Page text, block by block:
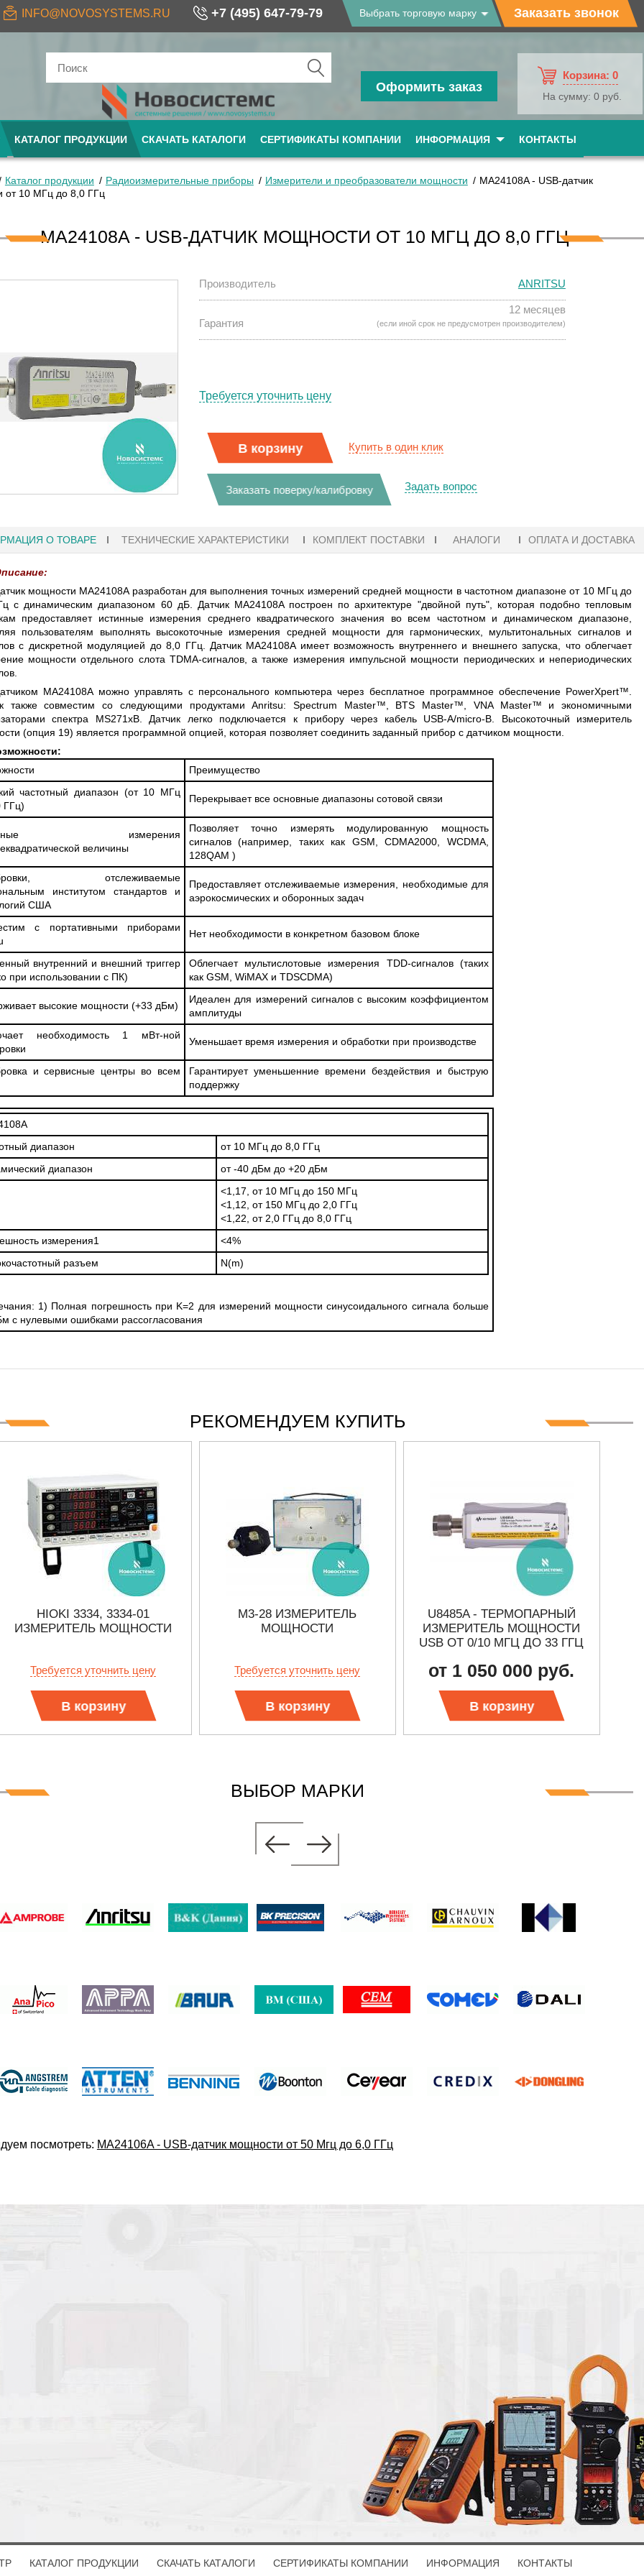
INFO@NOVOSYSTEMS.RU +7 (495) 647-79-79 Выбрать торговую марку Заказать звонок
Оформить заказ
Корзина: 0
На сумму: 0 руб.
КАТАЛОГ ПРОДУКЦИИ СКАЧАТЬ КАТАЛОГИ СЕРТИФИКАТЫ КОМПАНИИ ИНФОРМАЦИЯ КОНТАКТЫ
СЕРИИ UXR
27.01.2023 10:06
В НАЛИЧИИ! ZVH8, АНАЛИЗАТОР
КАБЕЛЕЙ И АНТЕНН, 100 КГЦ ДО 8 ГГЦ
(ГОСРЕЕСТР РФ)
Прочитать
Каталог продукции Радиоизмерительные приборы Измерители и преобразователи мощности
MA24108A - USB-датчик
от 10 МГц до 8,0 ГГц
MA24108A - USB-ДАТЧИК МОЩНОСТИ ОТ 10 МГЦ ДО 8,0 ГГЦ
Производитель ANRITSU
Гарантия
12 месяцев
(если иной срок не предусмотрен производителем)
Требуется уточнить цену
В корзину Купить в один клик
Заказать поверку/калибровку Задать вопрос
О ТОВАРЕ ТЕХНИЧЕСКИЕ ХАРАКТЕРИСТИКИ КОМПЛЕКТ ПОСТАВКИ АНАЛОГИ ОПЛАТА И ДОСТАВКА
мощности MA24108A разработан для выполнения точных измерений средней мощности в частотном диапазоне от 10 МГц до
с динамическим диапазоном 60 дБ. Датчик MA24108A построен по архитектуре "двойной путь", которая подобно тепловым
предоставляет истинные измерения среднего квадратического значения во всем частотном и динамическом диапазоне,
пользователям выполнять высокоточные измерения средней мощности для гармонических, мультитональных сигналов и
с дискретной модуляцией до 8,0 ГГц. Датчик MA24108A имеет возможность внутреннего и внешнего запуска, что облегчает
мощности отдельного слота TDMA-сигналов, а также измерения импульсной мощности периодических и непериодических
MA24108A можно управлять с персонального компьютера через бесплатное программное обеспечение PowerXpert™.
также совместим со следующими продуктами Anritsu: Spectrum Master™, BTS Master™, VNA Master™ и экономичными
спектра MS271xB. Датчик легко подключается к прибору через кабель USB-A/micro-B. Высокоточный измеритель
(опция 19) является программной опцией, которая позволяет соединить заданный прибор с датчиком мощности.
Преимущество
частотный диапазон (от 10 МГц
ГГц)
Перекрывает все основные диапазоны сотовой связи
измерения
величины
Позволяет точно измерять модулированную мощность
сигналов (например, таких как GSM, CDMA2000, WCDMA,
128QAM )
отслеживаемые
институтом стандартов и
США
Предоставляет отслеживаемые измерения, необходимые для
аэрокосмических и оборонных задач
с портативными приборами
Нет необходимости в конкретном базовом блоке
внутренний и внешний триггер
при использовании с ПК)
Облегчает мультислотовые измерения TDD-сигналов (таких
как GSM, WiMAX и TDSCDMA)
высокие мощности (+33 дБм)
Идеален для измерений сигналов с высоким коэффициентом
амплитуды
необходимость 1 мВт-ной
Уменьшает время измерения и обработки при производстве
и сервисные центры во всем
Гарантирует уменьшенние времени бездействия и быструю
поддержку
диапазон
от 10 МГц до 8,0 ГГц
диапазон
от -40 дБм до +20 дБм
<1,17, от 10 МГц до 150 МГц
<1,12, от 150 МГц до 2,0 ГГц
<1,22, от 2,0 ГГц до 8,0 ГГц
измерения1
<4%
разъем
N(m)
1) Полная погрешность при K=2 для измерений мощности синусоидального сигнала больше
с нулевыми ошибками рассогласования
РЕКОМЕНДУЕМ КУПИТЬ
HIOKI 3334, 3334-01
ИЗМЕРИТЕЛЬ МОЩНОСТИ
Требуется уточнить цену
В корзину
М3-28 ИЗМЕРИТЕЛЬ
МОЩНОСТИ
Требуется уточнить цену
В корзину
U8485A - ТЕРМОПАРНЫЙ
ИЗМЕРИТЕЛЬ МОЩНОСТИ
USB ОТ 0/10 МГЦ ДО 33 ГГЦ
от 1 050 000 руб.
В корзину
ВЫБОР МАРКИ
посмотреть: MA24106A - USB-датчик мощности от 50 Мгц до 6,0 ГГц
КАТАЛОГ ПРОДУКЦИИ СКАЧАТЬ КАТАЛОГИ СЕРТИФИКАТЫ КОМПАНИИ ИНФОРМАЦИЯ КОНТАКТЫ